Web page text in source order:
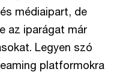
médiaipart, de
az iparágat már
Legyen szó
platformokra